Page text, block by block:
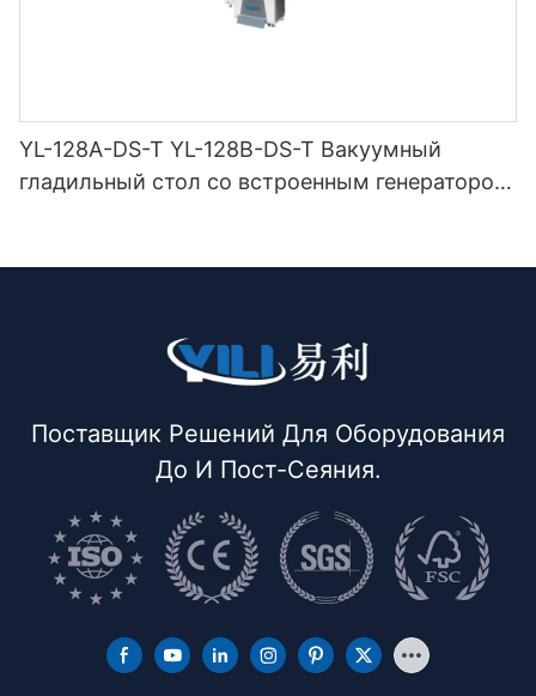
YL-128A-DS-T YL-128B-DS-T Вакуумный
гладильный стол со встроенным генератором
Поставщик Решений Для Оборудования
До И Пост-Сеяния.